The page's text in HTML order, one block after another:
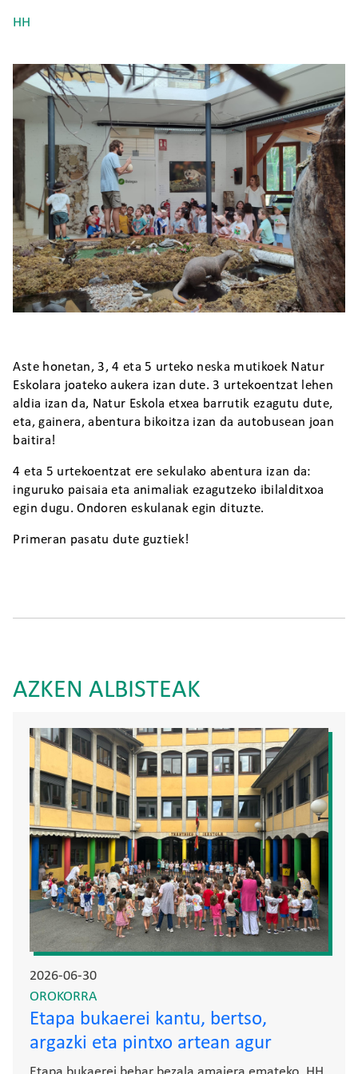
HH
Irudia
Aste honetan, 3, 4 eta 5 urteko neska mutikoek Natur
Eskolara joateko aukera izan dute. 3 urtekoentzat lehen
aldia izan da, Natur Eskola etxea barrutik ezagutu dute,
eta, gainera, abentura bikoitza izan da autobusean joan
baitira!
4 eta 5 urtekoentzat ere sekulako abentura izan da:
inguruko paisaia eta animaliak ezagutzeko ibilalditxoa
egin dugu. Ondoren eskulanak egin dituzte.
Primeran pasatu dute guztiek!
AZKEN ALBISTEAK
Irudia
2026-06-30
OROKORRA
Etapa bukaerei kantu, bertso,
argazki eta pintxo artean agur